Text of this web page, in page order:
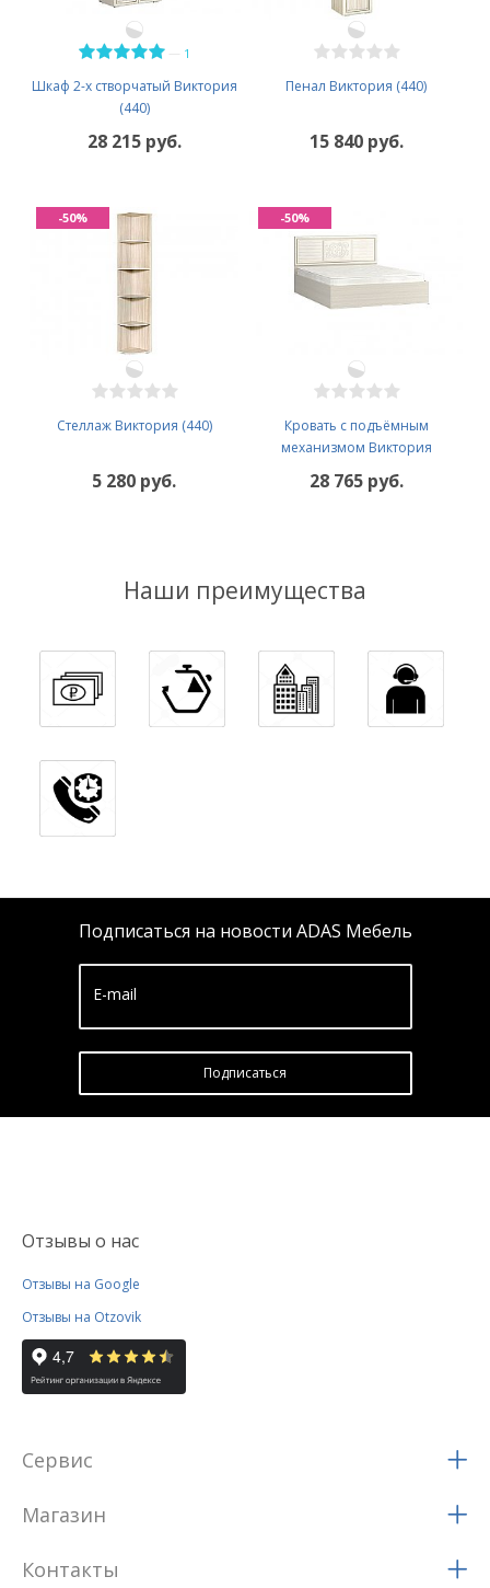
1
Шкаф 2-х створчатый Виктория
(440)
28 215 руб.
Пенал Виктория (440)
15 840 руб.
Стеллаж Виктория (440)
5 280 руб.
-50%
Кровать с подъёмным
механизмом Виктория
28 765 руб.
-50%
Наши преимущества
Подписаться на новости ADAS Мебель
E-mail
Подписатьcя
Отзывы о нас
Отзывы на Google
Отзывы на Otzovik
Сервис
Магазин
Контакты